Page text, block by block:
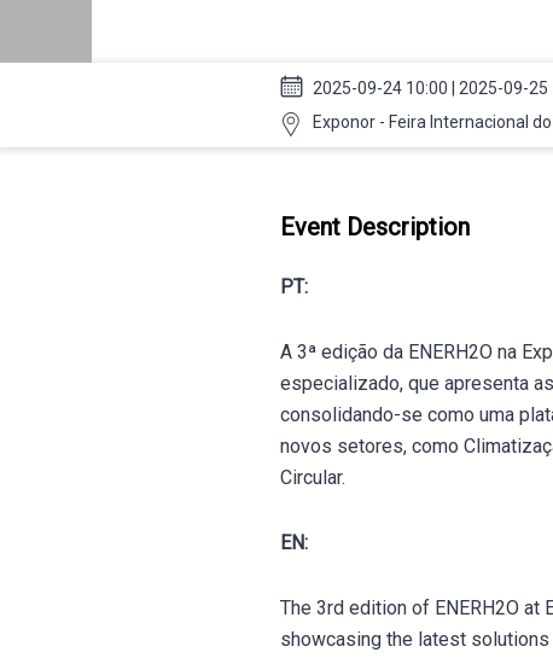
2025-09-24 10:00 | 2025-09-25
Exponor - Feira Internacional
Event Description
PT:
A 3ª edição da ENERH2O na
especializado, que apresenta
consolidando-se como uma
novos setores, como
Circular.
EN:
The 3rd edition of ENERH2O at
showcasing the latest